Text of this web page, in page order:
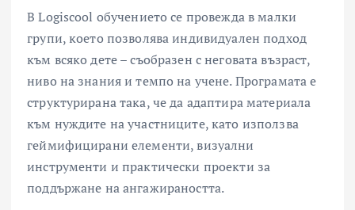
В Logiscool обучението се провежда в малки
групи, което позволява индивидуален подход
към всяко дете – съобразен с неговата възраст,
ниво на знания и темпо на учене. Програмата е
структурирана така, че да адаптира материала
към нуждите на участниците, като използва
геймифицирани елементи, визуални
инструменти и практически проекти за
поддържане на ангажираността.